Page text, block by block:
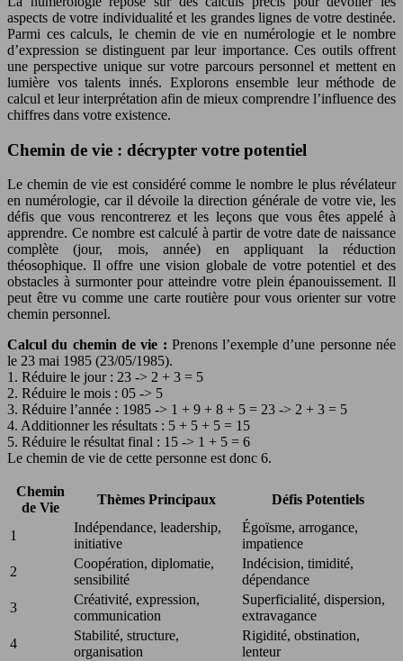
aspects de votre individualité et les grandes lignes de votre destinée.
Parmi ces calculs, le chemin de vie en numérologie et le nombre
d’expression se distinguent par leur importance. Ces outils offrent
une perspective unique sur votre parcours personnel et mettent en
lumière vos talents innés. Explorons ensemble leur méthode de
calcul et leur interprétation afin de mieux comprendre l’influence des
chiffres dans votre existence.
Chemin de vie : décrypter votre potentiel
Le chemin de vie est considéré comme le nombre le plus révélateur
en numérologie, car il dévoile la direction générale de votre vie, les
défis que vous rencontrerez et les leçons que vous êtes appelé à
apprendre. Ce nombre est calculé à partir de votre date de naissance
complète (jour, mois, année) en appliquant la réduction
théosophique. Il offre une vision globale de votre potentiel et des
obstacles à surmonter pour atteindre votre plein épanouissement. Il
peut être vu comme une carte routière pour vous orienter sur votre
chemin personnel.
Calcul du chemin de vie : Prenons l’exemple d’une personne née
le 23 mai 1985 (23/05/1985).
1. Réduire le jour : 23 -> 2 + 3 = 5
2. Réduire le mois : 05 -> 5
3. Réduire l’année : 1985 -> 1 + 9 + 8 + 5 = 23 -> 2 + 3 = 5
4. Additionner les résultats : 5 + 5 + 5 = 15
5. Réduire le résultat final : 15 -> 1 + 5 = 6
Le chemin de vie de cette personne est donc 6.
Chemin
de Vie
Thèmes Principaux Défis Potentiels
1
Indépendance, leadership,
initiative
Égoïsme, arrogance,
impatience
2
Coopération, diplomatie,
sensibilité
Indécision, timidité,
dépendance
3
Créativité, expression,
communication
Superficialité, dispersion,
extravagance
4
Stabilité, structure,
organisation
Rigidité, obstination,
lenteur